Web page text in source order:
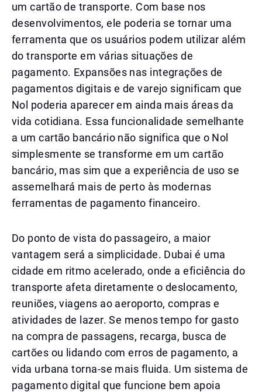
um cartão de transporte. Com base nos
desenvolvimentos, ele poderia se tornar uma
ferramenta que os usuários podem utilizar além
do transporte em várias situações de
pagamento. Expansões nas integrações de
pagamentos digitais e de varejo significam que
Nol poderia aparecer em ainda mais áreas da
vida cotidiana. Essa funcionalidade semelhante
a um cartão bancário não significa que o Nol
simplesmente se transforme em um cartão
bancário, mas sim que a experiência de uso se
assemelhará mais de perto às modernas
ferramentas de pagamento financeiro.
Do ponto de vista do passageiro, a maior
vantagem será a simplicidade. Dubai é uma
cidade em ritmo acelerado, onde a eficiência do
transporte afeta diretamente o deslocamento,
reuniões, viagens ao aeroporto, compras e
atividades de lazer. Se menos tempo for gasto
na compra de passagens, recarga, busca de
cartões ou lidando com erros de pagamento, a
vida urbana torna-se mais fluida. Um sistema de
pagamento digital que funcione bem apoia